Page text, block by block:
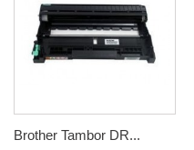
Brother Tambor DR...